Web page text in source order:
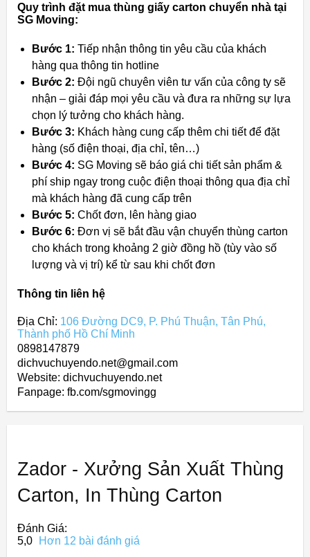
Quy trình đặt mua thùng giấy carton chuyển nhà tại
SG Moving:
Bước 1: Tiếp nhận thông tin yêu cầu của khách
hàng qua thông tin hotline
Bước 2: Đội ngũ chuyên viên tư vấn của công ty sẽ
nhận – giải đáp mọi yêu cầu và đưa ra những sự lựa
chọn lý tưởng cho khách hàng.
Bước 3: Khách hàng cung cấp thêm chi tiết để đặt
hàng (số điện thoại, địa chỉ, tên…)
Bước 4: SG Moving sẽ báo giá chi tiết sản phẩm &
phí ship ngay trong cuộc điện thoại thông qua địa chỉ
mà khách hàng đã cung cấp trên
Bước 5: Chốt đơn, lên hàng giao
Bước 6: Đơn vị sẽ bắt đầu vận chuyển thùng carton
cho khách trong khoảng 2 giờ đồng hồ (tùy vào số
lượng và vị trí) kể từ sau khi chốt đơn
Thông tin liên hệ
Địa Chỉ: 106 Đường DC9, P. Phú Thuận, Tân Phú,
Thành phố Hồ Chí Minh
0898147879
dichvuchuyendo.net@gmail.com
Website: dichvuchuyendo.net
Fanpage: fb.com/sgmovingg
Zador - Xưởng Sản Xuất Thùng
Carton, In Thùng Carton
Đánh Giá:
5,0
Hơn 12 bài đánh giá